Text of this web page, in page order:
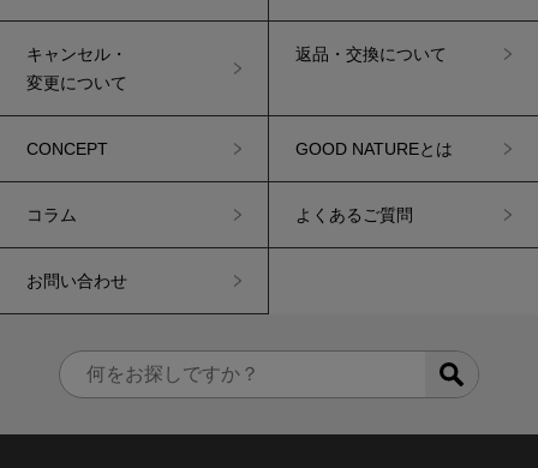
キャンセル・
変更について
返品・交換について
CONCEPT GOOD NATUREとは
コラム よくあるご質問
お問い合わせ